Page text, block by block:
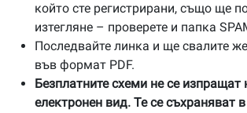
който сте регистрирани, също ще
изтегляне – проверете и папка
Последвайте линка и ще свалите
във формат PDF.
Безплатните схеми не се изпращат
електронен вид. Те се съхраняват